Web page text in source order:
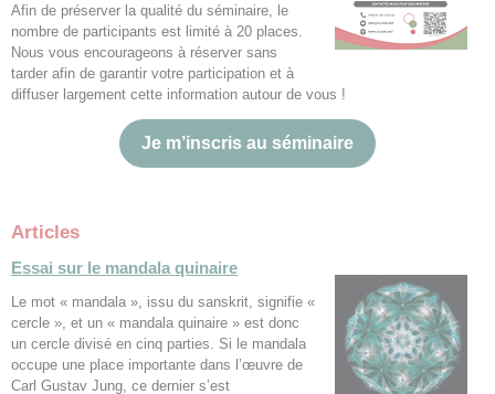
Afin de préserver la qualité du séminaire, le
nombre de participants est limité à 20 places.
Nous vous encourageons à réserver sans
tarder afin de garantir votre participation et à
diffuser largement cette information autour de vous !
Je m’inscris au séminaire
Articles
Essai sur le mandala quinaire
Le mot « mandala », issu du sanskrit, signifie «
cercle », et un « mandala quinaire » est donc
un cercle divisé en cinq parties. Si le mandala
occupe une place importante dans l’œuvre de
Carl Gustav Jung, ce dernier s’est